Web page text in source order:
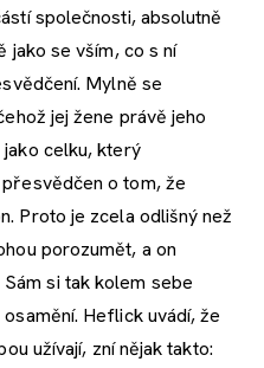
společnosti, absolutně
jako se vším, co s ní
Mylně se
jej žene právě jeho
celku, který
o tom, že
Proto je zcela odlišný než
porozumět, a on
si tak kolem sebe
Heflick uvádí, že
užívají, zní nějak takto: